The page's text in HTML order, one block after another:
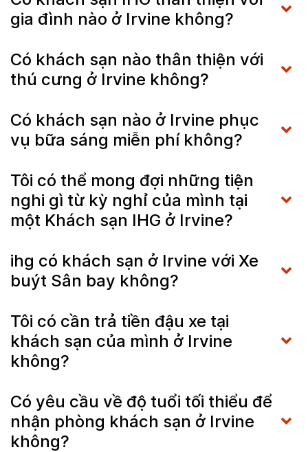
gia đình nào ở Irvine không?
Có khách sạn nào thân thiện với
thú cưng ở Irvine không?
Có khách sạn nào ở Irvine phục
vụ bữa sáng miễn phí không?
Tôi có thể mong đợi những tiện
nghi gì từ kỳ nghỉ của mình tại
một Khách sạn IHG ở Irvine?
ihg có khách sạn ở Irvine với Xe
buýt Sân bay không?
Tôi có cần trả tiền đậu xe tại
khách sạn của mình ở Irvine
không?
Có yêu cầu về độ tuổi tối thiểu để
nhận phòng khách sạn ở Irvine
không?